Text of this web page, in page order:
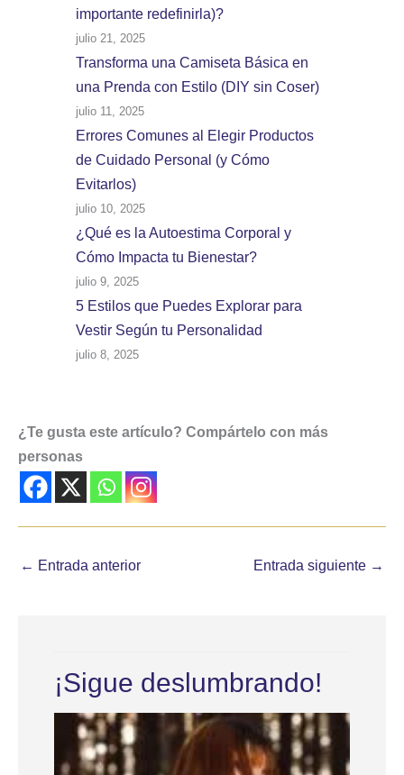
importante redefinirla)?
julio 21, 2025
Transforma una Camiseta Básica en
una Prenda con Estilo (DIY sin Coser)
julio 11, 2025
Errores Comunes al Elegir Productos
de Cuidado Personal (y Cómo
Evitarlos)
julio 10, 2025
¿Qué es la Autoestima Corporal y
Cómo Impacta tu Bienestar?
julio 9, 2025
5 Estilos que Puedes Explorar para
Vestir Según tu Personalidad
julio 8, 2025
¿Te gusta este artículo? Compártelo con más
personas
← Entrada anterior Entrada siguiente →
¡Sigue deslumbrando!